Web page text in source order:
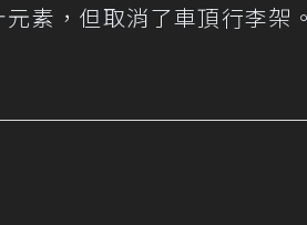
素，但取消了車頂行李架